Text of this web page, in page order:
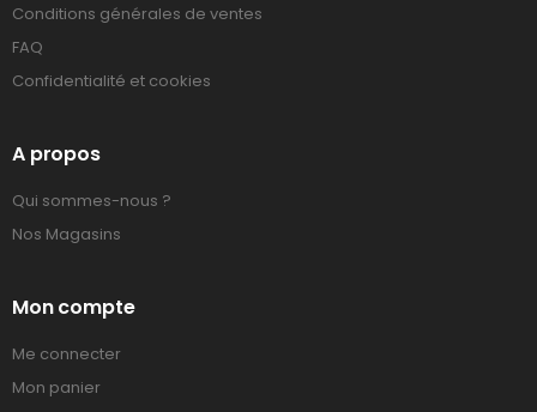
Conditions générales de ventes
FAQ
Confidentialité et cookies
A propos
Qui sommes-nous ?
Nos Magasins
Mon compte
Me connecter
Mon panier